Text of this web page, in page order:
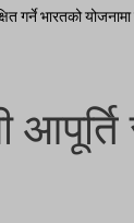
गर्ने भारतको